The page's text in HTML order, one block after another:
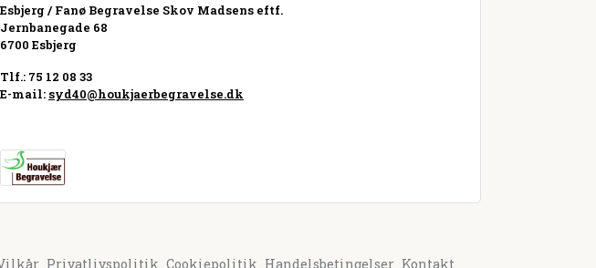
Esbjerg / Fanø Begravelse Skov Madsens eftf.
Jernbanegade 68
6700 Esbjerg
Tlf.: 75 12 08 33
E-mail: syd40@houkjaerbegravelse.dk
Privatlivspolitik Cookiepolitik Handelsbetingelser Kontakt